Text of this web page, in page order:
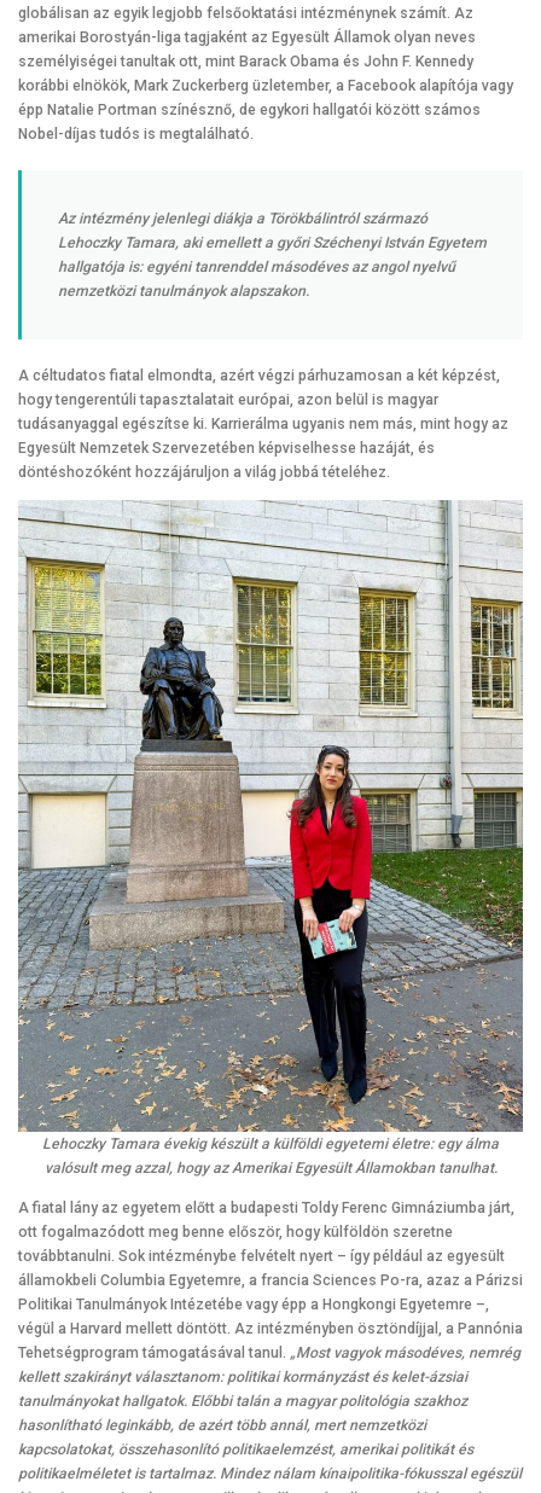
globálisan az egyik legjobb felsőoktatási intézménynek számít. Az
amerikai Borostyán-liga tagjaként az Egyesült Államok olyan neves
személyiségei tanultak ott, mint Barack Obama és John F. Kennedy
korábbi elnökök, Mark Zuckerberg üzletember, a Facebook alapítója vagy
épp Natalie Portman színésznő, de egykori hallgatói között számos
Nobel-díjas tudós is megtalálható.
Az intézmény jelenlegi diákja a Törökbálintról származó
Lehoczky Tamara, aki emellett a győri Széchenyi István Egyetem
hallgatója is: egyéni tanrenddel másodéves az angol nyelvű
nemzetközi tanulmányok alapszakon.
A céltudatos fiatal elmondta, azért végzi párhuzamosan a két képzést,
hogy tengerentúli tapasztalatait európai, azon belül is magyar
tudásanyaggal egészítse ki. Karrierálma ugyanis nem más, mint hogy az
Egyesült Nemzetek Szervezetében képviselhesse hazáját, és
döntéshozóként hozzájáruljon a világ jobbá tételéhez.
Lehoczky Tamara évekig készült a külföldi egyetemi életre: egy álma
valósult meg azzal, hogy az Amerikai Egyesült Államokban tanulhat.
A fiatal lány az egyetem előtt a budapesti Toldy Ferenc Gimnáziumba járt,
ott fogalmazódott meg benne először, hogy külföldön szeretne
továbbtanulni. Sok intézménybe felvételt nyert – így például az egyesült
államokbeli Columbia Egyetemre, a francia Sciences Po-ra, azaz a Párizsi
Politikai Tanulmányok Intézetébe vagy épp a Hongkongi Egyetemre –,
végül a Harvard mellett döntött. Az intézményben ösztöndíjjal, a Pannónia
Tehetségprogram támogatásával tanul. „Most vagyok másodéves, nemrég
kellett szakirányt választanom: politikai kormányzást és kelet-ázsiai
tanulmányokat hallgatok. Előbbi talán a magyar politológia szakhoz
hasonlítható leginkább, de azért több annál, mert nemzetközi
kapcsolatokat, összehasonlító politikaelemzést, amerikai politikát és
politikaelméletet is tartalmaz. Mindez nálam kínaipolitika-fókusszal egészül